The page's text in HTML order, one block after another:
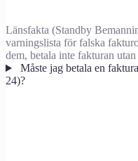
Länsfakta (Standby
varningslista för falska
dem, betala inte fakturan
Måste jag betala en
24)?